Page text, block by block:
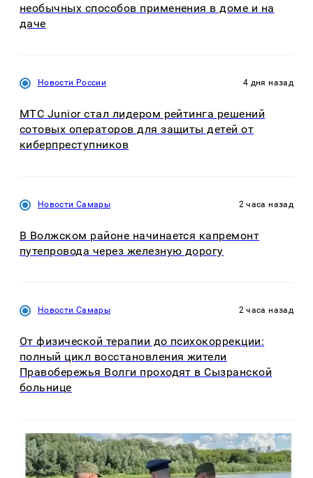
необычных способов применения в доме и на
даче
Новости России 4 дня назад
МТС Junior стал лидером рейтинга решений
сотовых операторов для защиты детей от
киберпреступников
Новости Самары 2 часа назад
В Волжском районе начинается капремонт
путепровода через железную дорогу
Новости Самары 2 часа назад
От физической терапии до психокоррекции:
полный цикл восстановления жители
Правобережья Волги проходят в Сызранской
больнице